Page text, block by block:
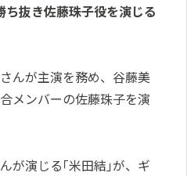
抜き佐藤珠子役を演じる
んが主演を務め、谷藤美
メンバーの佐藤珠子を演
が演じる｢米田結｣が、ギ